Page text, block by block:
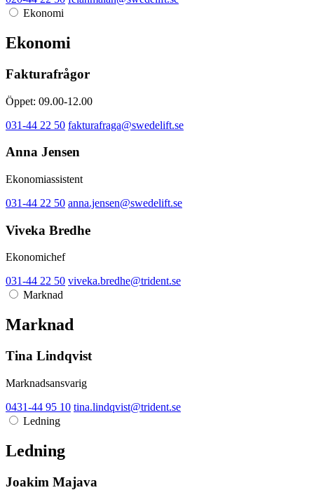
Ekonomi
Ekonomi
Fakturafrågor
Öppet: 09.00-12.00
031-44 22 50 fakturafraga@swedelift.se
Anna Jensen
Ekonomiassistent
031-44 22 50 anna.jensen@swedelift.se
Viveka Bredhe
Ekonomichef
031-44 22 50 viveka.bredhe@trident.se
Marknad
Marknad
Tina Lindqvist
Marknadsansvarig
0431-44 95 10 tina.lindqvist@trident.se
Ledning
Ledning
Joakim Majava